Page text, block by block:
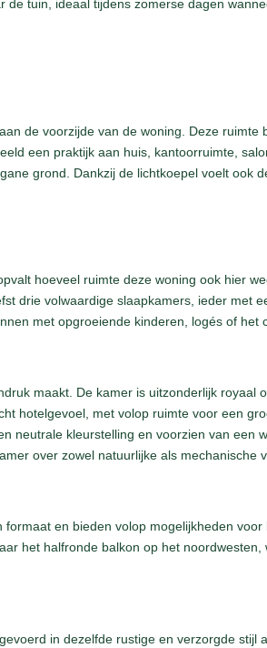
tuin, ideaal tijdens zomerse dagen
de voorzijde van de woning. Deze
een praktijk aan huis, kantoorruimte,
grond. Dankzij de lichtkoepel voelt ook
hoeveel ruimte deze woning ook hier
drie volwaardige slaapkamers, ieder met
met opgroeiende kinderen, logés of
maakt. De kamer is uitzonderlijk royaal
hotelgevoel, met volop ruimte voor een
neutrale kleurstelling en voorzien van een
over zowel natuurlijke als mechanische
en bieden volop mogelijkheden
het halfronde balkon op het
in dezelfde rustige en verzorgde stijl